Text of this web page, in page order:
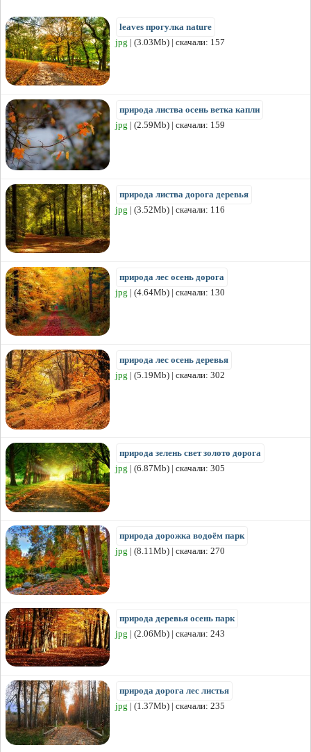
leaves прогулка nature
jpg | (3.03Mb) | скачали: 157
природа листва осень ветка капли
jpg | (2.59Mb) | скачали: 159
природа листва дорога деревья
jpg | (3.52Mb) | скачали: 116
природа лес осень дорога
jpg | (4.64Mb) | скачали: 130
природа лес осень деревья
jpg | (5.19Mb) | скачали: 302
природа зелень свет золото дорога
jpg | (6.87Mb) | скачали: 305
природа дорожка водоём парк
jpg | (8.11Mb) | скачали: 270
природа деревья осень парк
jpg | (2.06Mb) | скачали: 243
природа дорога лес листья
jpg | (1.37Mb) | скачали: 235